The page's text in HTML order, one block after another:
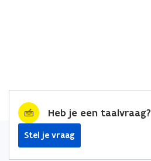
Heb je een taalvraag?
Stel je vraag